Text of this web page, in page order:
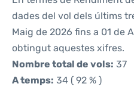
dades del vol dels últims
Maig de 2026 fins a 01 de
obtingut aquestes xifres.
Nombre total de vols: 37
A temps: 34 ( 92 % )